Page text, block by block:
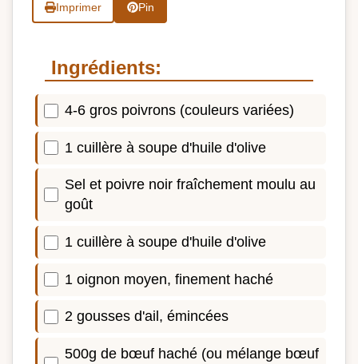
Imprimer Pin
Ingrédients:
4-6 gros poivrons (couleurs variées)
1 cuillère à soupe d'huile d'olive
Sel et poivre noir fraîchement moulu au
goût
1 cuillère à soupe d'huile d'olive
1 oignon moyen, finement haché
2 gousses d'ail, émincées
500g de bœuf haché (ou mélange bœuf